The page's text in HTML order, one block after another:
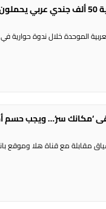
د. منصور عباس: ‘دولة اسرائيل لا تريد تجنيد العرب.. لا أحد يريد رؤية 50 ألف جندي عربي
الموحدة خلال ندوة حوارية
‘مكانك سر‘… ويجب حسم
مقابلة مع قناة هلا وموقع